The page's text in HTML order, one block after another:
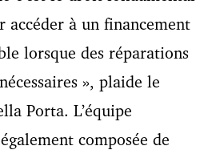
accéder à un financement
lorsque des réparations
», plaide le
Porta. L’équipe
composée de